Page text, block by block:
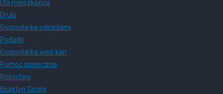
Dla mieszkańca
Druki
Gospodarka odpadami
Podatki
Gospodarka wod-kan
Pomoc społeczna
Rolnictwo
Biuletyn Gminy